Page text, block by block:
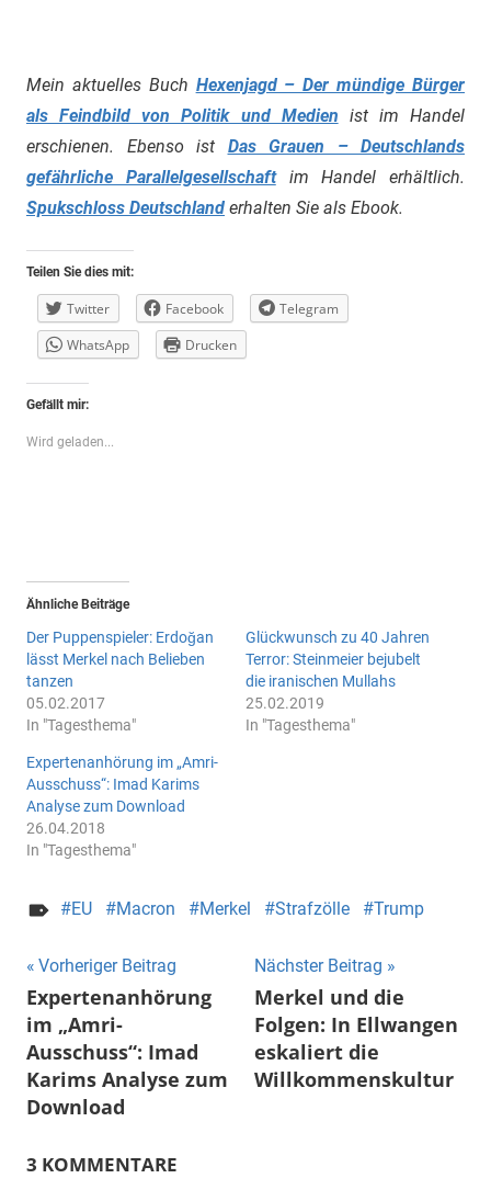
Mein aktuelles Buch Hexenjagd – Der mündige Bürger
als Feindbild von Politik und Medien ist im Handel
erschienen. Ebenso ist Das Grauen – Deutschlands
gefährliche Parallelgesellschaftim Handel erhältlich.
Spukschloss Deutschland erhalten Sie als Ebook.
Teilen Sie dies mit:
Twitter Facebook
Telegram
WhatsApp
Drucken
Gefällt mir:
Wird geladen...
Ähnliche Beiträge
Der Puppenspieler: Erdoğan
lässt Merkel nach Belieben
tanzen
05.02.2017
In "Tagesthema"
Glückwunsch zu 40 Jahren
Terror: Steinmeier bejubelt
die iranischen Mullahs
25.02.2019
In "Tagesthema"
Expertenanhörung im „Amri-
Ausschuss“: Imad Karims
Analyse zum Download
26.04.2018
In "Tagesthema"
EU Macron Merkel Strafzölle Trump
Beitragsnavigation
Vorheriger Beitrag
Expertenanhörung
im „Amri-
Ausschuss“: Imad
Karims Analyse zum
Download
Nächster Beitrag
Merkel und die
Folgen: In Ellwangen
eskaliert die
Willkommenskultur
3 KOMMENTARE